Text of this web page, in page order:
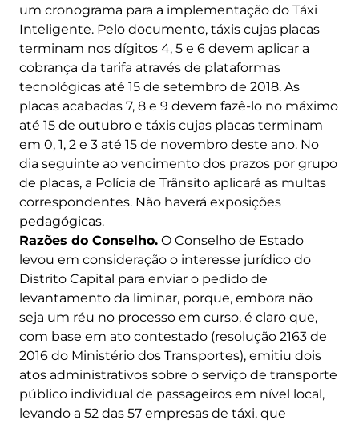
um cronograma para a implementação do Táxi
Inteligente. Pelo documento, táxis cujas placas
terminam nos dígitos 4, 5 e 6 devem aplicar a
cobrança da tarifa através de plataformas
tecnológicas até 15 de setembro de 2018. As
placas acabadas 7, 8 e 9 devem fazê-lo no máximo
até 15 de outubro e táxis cujas placas terminam
em 0, 1, 2 e 3 até 15 de novembro deste ano. No
dia seguinte ao vencimento dos prazos por grupo
de placas, a Polícia de Trânsito aplicará as multas
correspondentes. Não haverá exposições
pedagógicas.
Razões do Conselho. O Conselho de Estado
levou em consideração o interesse jurídico do
Distrito Capital para enviar o pedido de
levantamento da liminar, porque, embora não
seja um réu no processo em curso, é claro que,
com base em ato contestado (resolução 2163 de
2016 do Ministério dos Transportes), emitiu dois
atos administrativos sobre o serviço de transporte
público individual de passageiros em nível local,
levando a 52 das 57 empresas de táxi, que